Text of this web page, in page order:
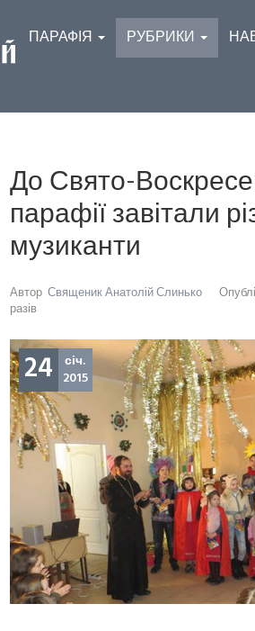
ПАРАФІЯ РУБРИКИ
До Свято-
парафії завітали
музиканти
Автор Священик Анатолій Слинько
разів
24
січ.
2015